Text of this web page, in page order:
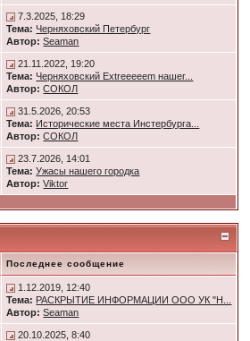
7.3.2025, 18:29
Тема: Черняховский Петербург
Автор: Seaman
21.11.2022, 19:20
Тема: Черняховский Extreeeeem нашег...
Автор: СОКОЛ
31.5.2026, 20:53
Тема: Исторические места Инстербурга...
Автор: СОКОЛ
23.7.2026, 14:01
Тема: Ужасы нашего городка
Автор: Viktor
Последнее сообщение
1.12.2019, 12:40
Тема: РАСКРЫТИЕ ИНФОРМАЦИИ ООО УК "Н...
Автор: Seaman
20.10.2025, 8:40